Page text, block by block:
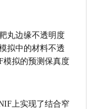
丸边缘不透明度
拟中的材料不透
模拟的预测保真度
上实现了结合窄